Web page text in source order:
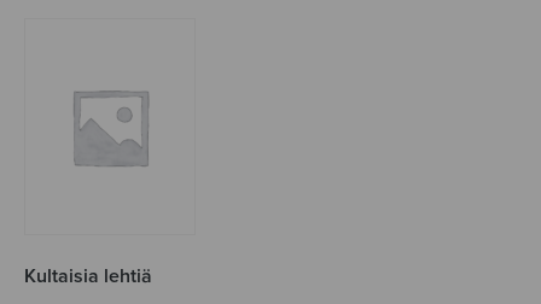
Kultaisia lehtiä